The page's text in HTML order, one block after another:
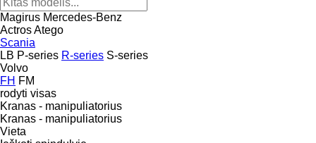
Magirus Mercedes-Benz
ActrosAtego
Scania
LB P-series R-series S-series
Volvo
FH FM
rodyti visas
Kranas - manipuliatorius
Kranas - manipuliatorius
Vieta